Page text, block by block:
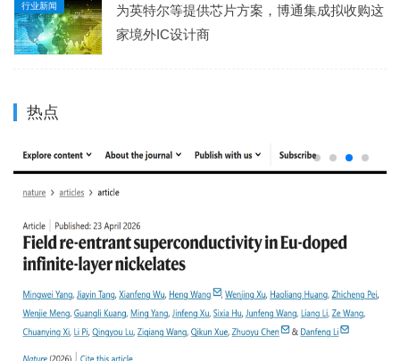
行业新闻
为英特尔等提供芯片方案，博通集成拟收购这
家境外IC设计商
热点